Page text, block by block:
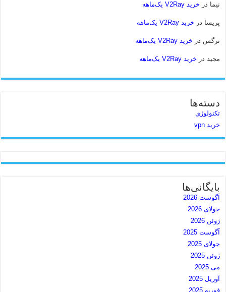
نیما در خرید V2Ray یک‌ماهه
پریسا در خرید V2Ray یک‌ماهه
نرگس در خرید V2Ray یک‌ماهه
مجید در خرید V2Ray یک‌ماهه
دسته‌ها
تکنولوژی
خرید vpn
بایگانی‌ها
آگوست 2026
جولای 2026
ژوئن 2026
آگوست 2025
جولای 2025
ژوئن 2025
می 2025
آوریل 2025
فوریه 2025